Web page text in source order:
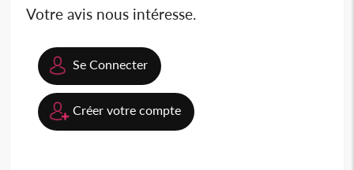
Votre avis nous intéresse.
Se Connecter
Créer votre compte